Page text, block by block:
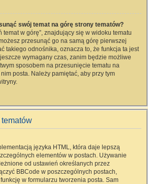
swój temat na górę strony tematów?
temat w górę”, znajdujący się w widoku tematu
przesunąć go na samą górę pierwszej
takiego odnośnika, oznacza to, że funkcja ta jest
jeszcze wymagany czas, zanim będzie możliwe
sposobem na przesunięcie tematu na
posta. Należy pamiętać, aby przy tym
języka HTML, która daje lepszą
elementów w postach. Używanie
od ustawień określanych przez
BBCode w poszczególnych postach,
w formularzu tworzenia posta. Sam